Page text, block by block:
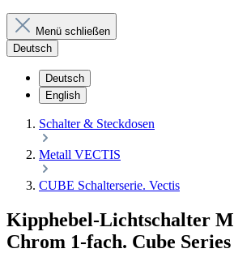
Menü schließen
Deutsch
Deutsch
English
Schalter & Steckdosen
Metall VECTIS
CUBE Schalterserie. Vectis
Kipphebel-Lichtschalter
Chrom 1-fach. Cube Series